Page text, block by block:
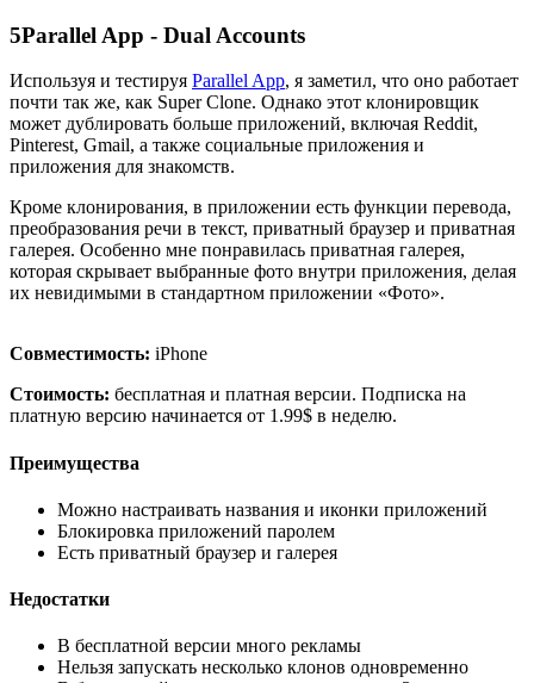
5Parallel App - Dual Accounts
Используя и тестируя Parallel App, я заметил, что оно работает
почти так же, как Super Clone. Однако этот клонировщик
может дублировать больше приложений, включая Reddit,
Pinterest, Gmail, а также социальные приложения и
приложения для знакомств.
Кроме клонирования, в приложении есть функции перевода,
преобразования речи в текст, приватный браузер и приватная
галерея. Особенно мне понравилась приватная галерея,
которая скрывает выбранные фото внутри приложения, делая
их невидимыми в стандартном приложении «Фото».
Совместимость: iPhone
Стоимость: бесплатная и платная версии. Подписка на
платную версию начинается от 1.99$ в неделю.
Преимущества
Можно настраивать названия и иконки приложений
Блокировка приложений паролем
Есть приватный браузер и галерея
Недостатки
В бесплатной версии много рекламы
Нельзя запускать несколько клонов одновременно